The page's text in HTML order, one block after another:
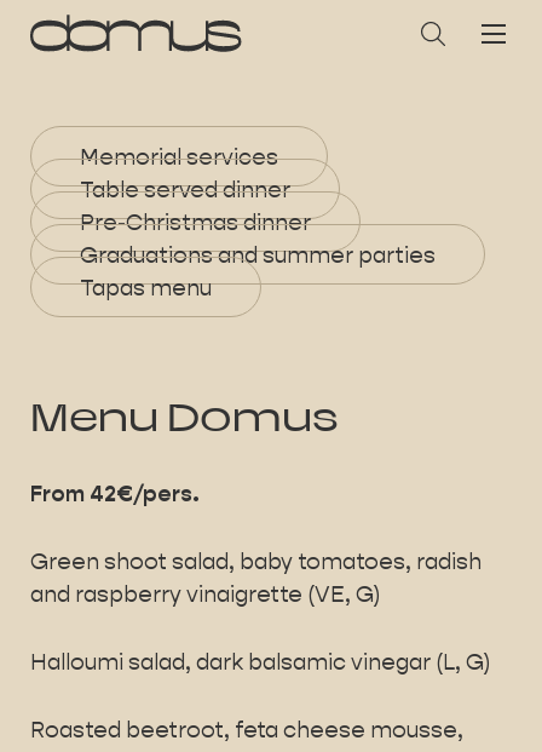
Memorial services
Table served dinner
Pre-Christmas dinner
Graduations and summer parties
Tapas menu
Menu Domus
From 42€/pers.
Green shoot salad, baby tomatoes, radish
and raspberry vinaigrette (VE, G)
Halloumi salad, dark balsamic vinegar (L, G)
Roasted beetroot, feta cheese mousse,